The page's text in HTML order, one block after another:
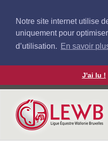
Notre site internet utilise
uniquement pour
d’utilisation. En savoir
J'ai lu !
Aller
contenu
principal